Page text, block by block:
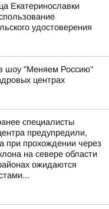
Екатеринославки
удостоверения
шоу "Меняем Россию"
центрах
специалисты
предупредили,
при прохождении через
на севере области
ожидаются